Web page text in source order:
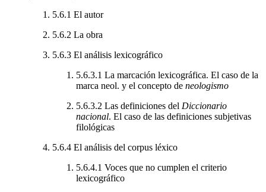
5.6.1 El autor
5.6.2 La obra
5.6.3 El análisis lexicográfico
5.6.3.1 La marcación lexicográfica. El caso de la
marca neol. y el concepto de neologismo
5.6.3.2 Las definiciones del Diccionario
nacional. El caso de las definiciones subjetivas
filológicas
5.6.4 El análisis del corpus léxico
5.6.4.1 Voces que no cumplen el criterio
lexicográfico